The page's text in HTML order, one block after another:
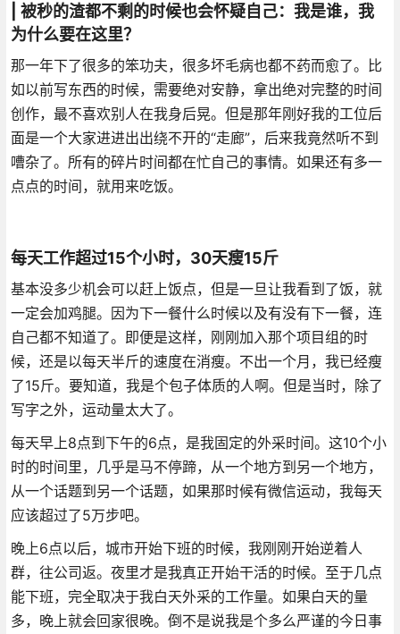
| 被秒的渣都不剩的时候也会怀疑自己：我是谁，我
为什么要在这里？
那一年下了很多的笨功夫，很多坏毛病也都不药而愈了。比
如以前写东西的时候，需要绝对安静，拿出绝对完整的时间
创作，最不喜欢别人在我身后晃。但是那年刚好我的工位后
面是一个大家进进出出绕不开的“走廊”，后来我竟然听不到
嘈杂了。所有的碎片时间都在忙自己的事情。如果还有多一
点点的时间，就用来吃饭。
每天工作超过15个小时，30天瘦15斤
基本没多少机会可以赶上饭点，但是一旦让我看到了饭，就
一定会加鸡腿。因为下一餐什么时候以及有没有下一餐，连
自己都不知道了。即便是这样，刚刚加入那个项目组的时
候，还是以每天半斤的速度在消瘦。不出一个月，我已经瘦
了15斤。要知道，我是个包子体质的人啊。但是当时，除了
写字之外，运动量太大了。
每天早上8点到下午的6点，是我固定的外采时间。这10个小
时的时间里，几乎是马不停蹄，从一个地方到另一个地方，
从一个话题到另一个话题，如果那时候有微信运动，我每天
应该超过了5万步吧。
晚上6点以后，城市开始下班的时候，我刚刚开始逆着人
群，往公司返。夜里才是我真正开始干活的时候。至于几点
能下班，完全取决于我白天外采的工作量。如果白天的量
多，晚上就会回家很晚。倒不是说我是个多么严谨的今日事